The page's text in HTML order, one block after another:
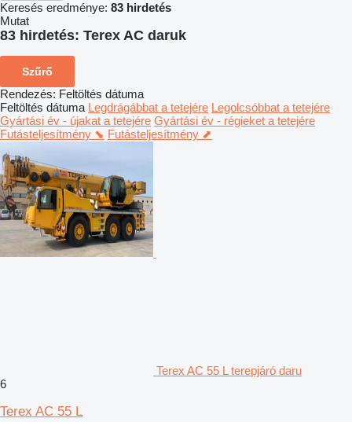
Keresés eredménye: 83 hirdetés
Mutat
83 hirdetés: Terex AC daruk
Szűrő
Rendezés: Feltöltés dátuma
Feltöltés dátuma Legdrágábbat a tetejére Legolcsóbbat a tetejére
Gyártási év - újakat a tetejére Gyártási év - régieket a tetejére
Futásteljesítmény ⬊ Futásteljesítmény ⬈
Terex AC 55 L terepjáró daru
6
Terex AC 55 L